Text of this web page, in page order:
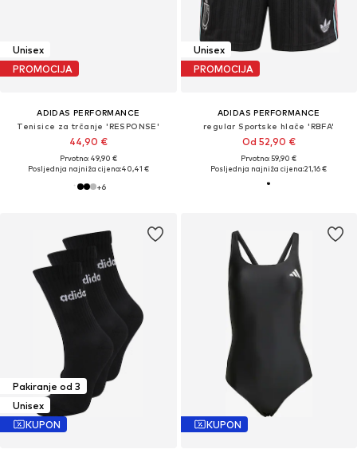
Unisex
PROMOCIJA
ADIDAS PERFORMANCE
Tenisice za trčanje 'RESPONSE'
44,90 €
Prvotno: 49,90 €
Posljednja najniža cijena:40,41 €
+6
Unisex
PROMOCIJA
ADIDAS PERFORMANCE
regular Sportske hlače 'RBFA'
Od 52,90 €
Prvotno: 59,90 €
Posljednja najniža cijena:21,16 €
Pakiranje od 3
Unisex
KUPON
KUPON